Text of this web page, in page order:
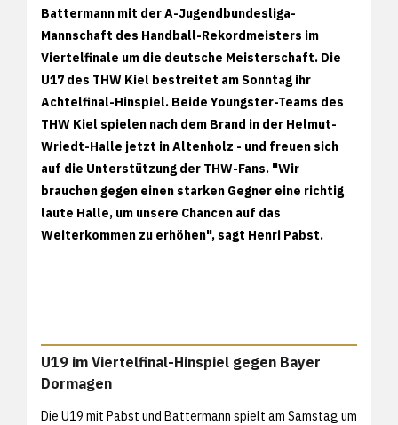
Battermann mit der A-Jugendbundesliga-
Mannschaft des Handball-Rekordmeisters im
Viertelfinale um die deutsche Meisterschaft. Die
U17 des THW Kiel bestreitet am Sonntag ihr
Achtelfinal-Hinspiel. Beide Youngster-Teams des
THW Kiel spielen nach dem Brand in der Helmut-
Wriedt-Halle jetzt in Altenholz - und freuen sich
auf die Unterstützung der THW-Fans. "Wir
brauchen gegen einen starken Gegner eine richtig
laute Halle, um unsere Chancen auf das
Weiterkommen zu erhöhen", sagt Henri Pabst.
U19 im Viertelfinal-Hinspiel gegen Bayer
Dormagen
Die U19 mit Pabst und Battermann spielt am Samstag um